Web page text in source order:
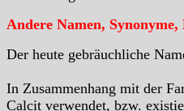
Andere Namen, Synonyme,
Der heute gebräuchliche
In Zusammenhang mit der
Calcit verwendet, bzw.